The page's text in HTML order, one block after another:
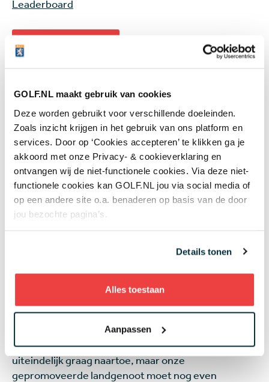
GOLF.NL maakt gebruik van cookies
Deze worden gebruikt voor verschillende doeleinden.
Zoals inzicht krijgen in het gebruik van ons platform en
services. Door op ‘Cookies accepteren’ te klikken ga je
akkoord met onze Privacy- & cookieverklaring en
ontvangen wij de niet-functionele cookies. Via deze niet-
functionele cookies kan GOLF.NL jou via social media of
op een andere site o.a. benaderen op basis van de door
jou bezochte pagina’s.
Details tonen
Alles toestaan
Aanpassen
Leaderboard
Wijzig je instelling
en accepteer marketing
cookies om deze inhoud te kunnen bekijken.
16 – 19 Challenge
Tour/Sunshine Tour, SDC
Open, Zebula Golf Estate &
Spa, Limpopo, Zuid-Afrika.
Prijzengeld: $350.000
Koen Kouwenaar en Lars van Meijel verblijven nog
altijd in Zuid-Afrika. Na uiteenlopende resultaten op
Deze baan is gelegen in de buurt van het kleine spa-
gevormd worden door de zogenaamde Bushveld
meter. Vorig jaar was Clément Sordet hier de beste
na een play-off. De Fransman speelt inmiddels op de
DP World Tour. Daar wil ook Vince van Veen
uiteindelijk graag naartoe, maar onze
gepromoveerde landgenoot moet nog even